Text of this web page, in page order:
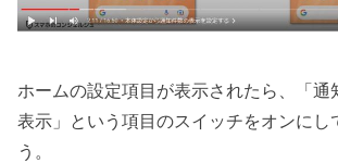
ホームの設定項目が表示されたら、「通
表示」という項目のスイッチをオンにし
う。